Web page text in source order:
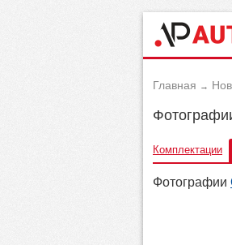
Главная →
Комплектации
Фотографии